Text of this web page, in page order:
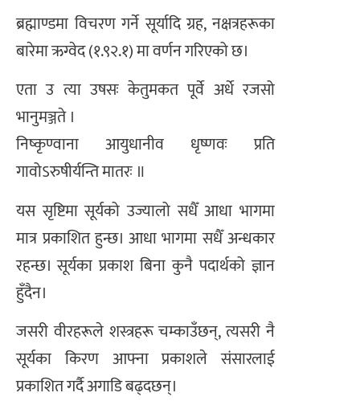
ब्रह्माण्डमा विचरण गर्ने सूर्यादि ग्रह, नक्षत्रहरूका
बारेमा ऋग्वेद (१.९२.१) मा वर्णन गरिएको छ।
एता उ त्या उषसः केतुमकत पूर्वे अर्धे रजसो
भानुमञ्जते ।
निष्कृण्वाना आयुधानीव धृष्णवः प्रति
गावोऽरुषीर्यन्ति मातरः ॥
यस सृष्टिमा सूर्यको उज्यालो सधैँ आधा भागमा
मात्र प्रकाशित हुन्छ। आधा भागमा सधैँ अन्धकार
रहन्छ। सूर्यका प्रकाश बिना कुनै पदार्थको ज्ञान
हुँदैन।
जसरी वीरहरूले शस्त्रहरू चम्काउँछन्, त्यसरी नै
सूर्यका किरण आफ्ना प्रकाशले संसारलाई
प्रकाशित गर्दै अगाडि बढ्दछन्।